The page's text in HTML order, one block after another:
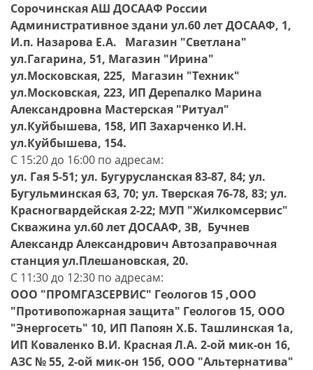
Сорочинская АШ ДОСААФ России
Административное здани ул.60 лет ДОСААФ, 1,
И.п. Назарова Е.А. Магазин "Светлана"
ул.Гагарина, 51, Магазин "Ирина"
ул.Московская, 225, Магазин "Техник"
ул.Московская, 223, ИП Дерепалко Марина
Александровна Мастерская "Ритуал"
ул.Куйбышева, 158, ИП Захарченко И.Н.
ул.Куйбышева, 154.
С 15:20 до 16:00 по адресам:
ул. Гая 5-51; ул. Бугурусланская 83-87, 84; ул.
Бугульминская 63, 70; ул. Тверская 76-78, 83; ул.
Красногвардейская 2-22; МУП "Жилкомсервис"
Скважина ул.60 лет ДОСААФ, 3В, Бучнев
Александр Александрович Автозаправочная
станция ул.Плешановская, 20.
С 11:30 до 12:30 по адресам:
ООО "ПРОМГАЗСЕРВИС" Геологов 15 ,ООО
"Противопожарная защита" Геологов 15, ООО
"Энергосеть" 10, ИП Папоян Х.Б. Ташлинская 1а,
ИП Коваленко В.И. Красная Л.А. 2-ой мик-он 16,
АЗС № 55, 2-ой мик-он 15б, ООО "Альтернатива"